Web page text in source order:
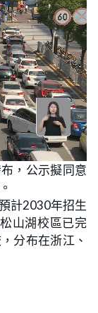
，公示擬同意
計2030年招生
山湖校區已完
分布在浙江、